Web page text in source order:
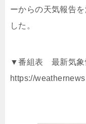
ーからの天気報告
した。
▼番組表 最新気象
https://